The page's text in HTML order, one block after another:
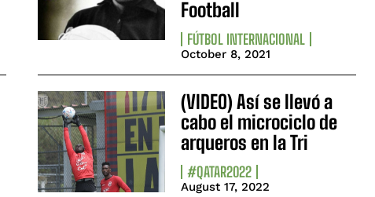
Football
FÚTBOL INTERNACIONAL
October 8, 2021
(VIDEO) Así se llevó a
cabo el microciclo de
arqueros en la Tri
#QATAR2022
August 17, 2022